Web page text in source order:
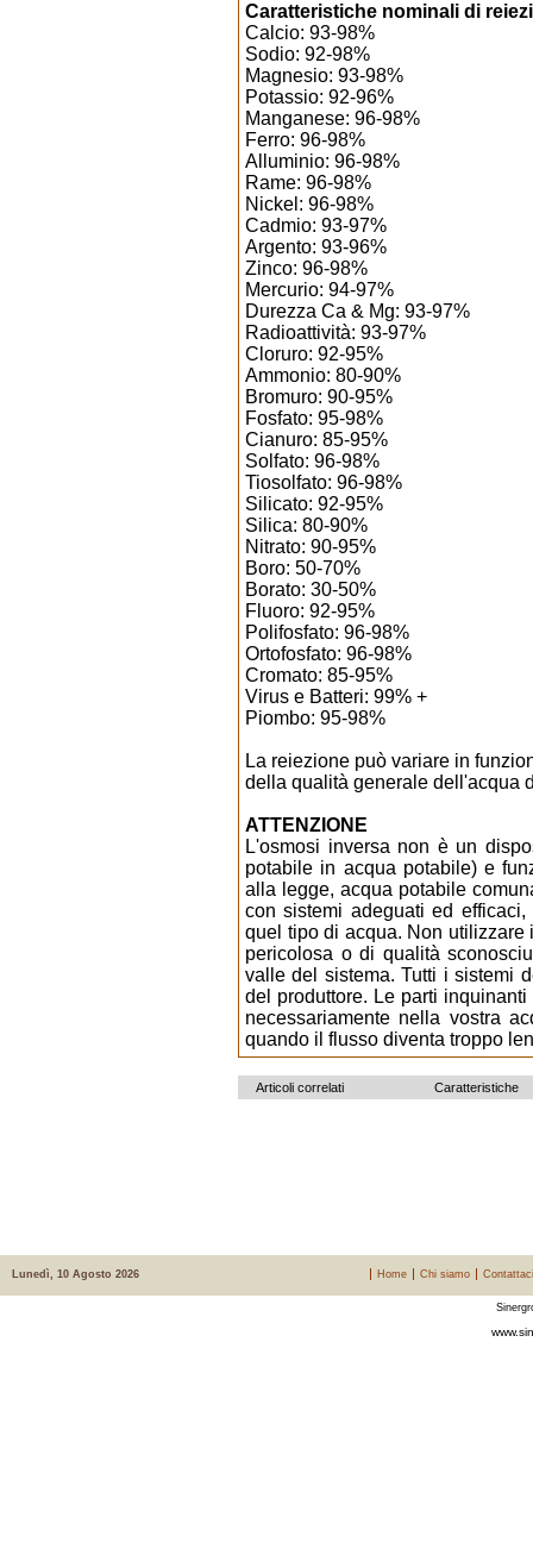
Caratteristiche nominali di
Calcio: 93-98%
Sodio: 92-98%
Magnesio: 93-98%
Potassio: 92-96%
Manganese: 96-98%
Ferro: 96-98%
Alluminio: 96-98%
Rame: 96-98%
Nickel: 96-98%
Cadmio: 93-97%
Argento: 93-96%
Zinco: 96-98%
Mercurio: 94-97%
Durezza Ca & Mg: 93-97%
Radioattività: 93-97%
Cloruro: 92-95%
Ammonio: 80-90%
Bromuro: 90-95%
Fosfato: 95-98%
Cianuro: 85-95%
Solfato: 96-98%
Tiosolfato: 96-98%
Silicato: 92-95%
Silica: 80-90%
Nitrato: 90-95%
Boro: 50-70%
Borato: 30-50%
Fluoro: 92-95%
Polifosfato: 96-98%
Ortofosfato: 96-98%
Cromato: 85-95%
Virus e Batteri: 99% +
Piombo: 95-98%
La reiezione può variare in
della qualità generale dell'acqua
ATTENZIONE
L'osmosi inversa non è un
potabile in acqua potabile) e
alla legge, acqua potabile
con sistemi adeguati ed
quel tipo di acqua. Non
pericolosa o di qualità
valle del sistema. Tutti i sistemi
del produttore. Le parti
necessariamente nella vostra
quando il flusso diventa troppo
Articoli correlati Caratteristiche
Lunedì, 10 Agosto 2026 Home Chi siamo Contattaci